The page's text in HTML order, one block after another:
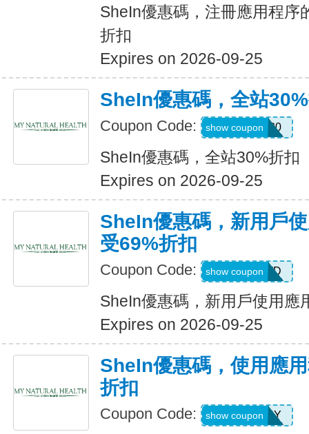
SheIn優惠碼，注冊應用程序
折扣
Expires on 2026-09-25
SheIn優惠碼，全站
Coupon Code: AFFILI30
show coupon
SheIn優惠碼，全站30%折扣
Expires on 2026-09-25
SheIn優惠碼，新用戶
受69%折扣
Coupon Code: HR2TQWD
show coupon
SheIn優惠碼，新用戶使用應
Expires on 2026-09-25
SheIn優惠碼，使用應
折扣
Coupon Code: 6FANY
show coupon